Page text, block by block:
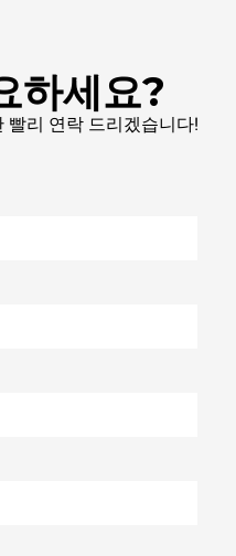
하세요?
빨리 연락 드리겠습니다!